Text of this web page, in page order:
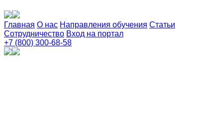
Главная О нас Направления обучения Статьи
Сотрудничество Вход на портал
+7 (800) 300-68-58